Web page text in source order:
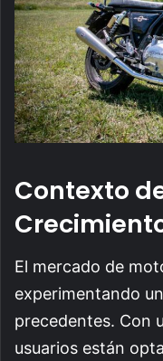
Contexto
El mercado de
experimentando
precedentes. Con
usuarios están